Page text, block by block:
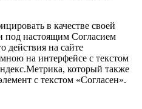
в качестве своей
под настоящим Согласием
на сайте
на интерфейсе с текстом
который также
с текстом «Согласен».